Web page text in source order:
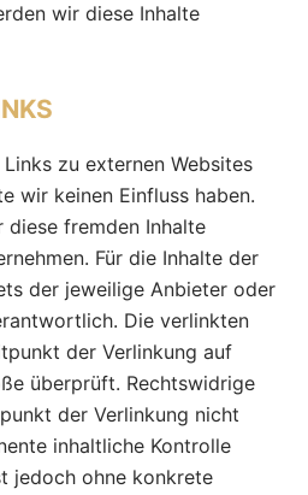
wir diese Inhalte
zu externen Websites
wir keinen Einfluss haben.
diese fremden Inhalte
Für die Inhalte der
der jeweilige Anbieter oder
Die verlinkten
der Verlinkung auf
überprüft. Rechtswidrige
der Verlinkung nicht
inhaltliche Kontrolle
jedoch ohne konkrete